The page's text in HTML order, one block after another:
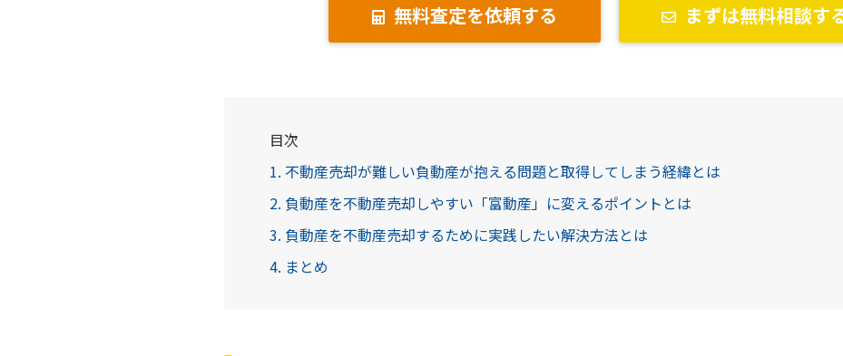
無料査定を依頼する まずは無料相談す
目次
1. 不動産売却が難しい負動産が抱える問題と取得してしまう経緯とは
2. 負動産を不動産売却しやすい「富動産」に変えるポイントとは
3. 負動産を不動産売却するために実践したい解決方法とは
4. まとめ